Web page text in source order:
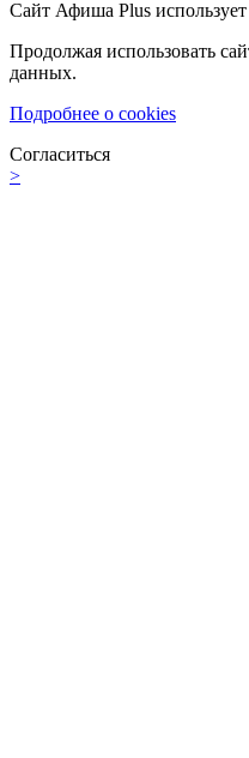
Сайт Афиша Plus использует
Продолжая использовать
данных.
Подробнее о cookies
Согласиться
>